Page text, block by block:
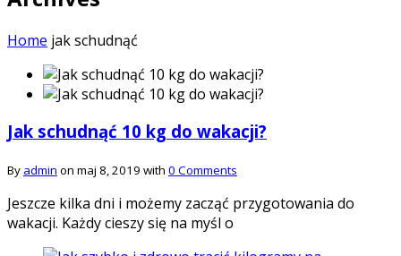
Home jak schudnąć
Jak schudnąć 10 kg do wakacji?
By admin on maj 8, 2019 with 0 Comments
Jeszcze kilka dni i możemy zacząć przygotowania do
wakacji. Każdy cieszy się na myśl o